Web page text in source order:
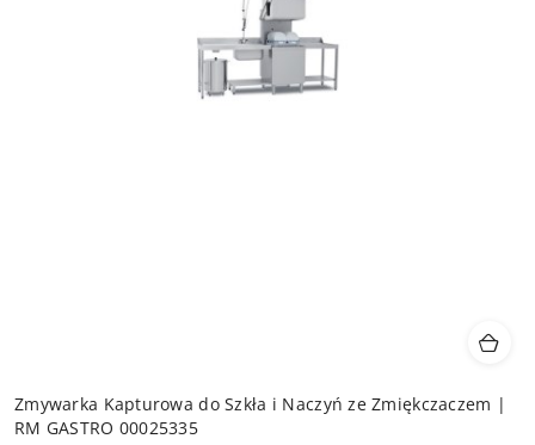
Zmywarka Kapturowa do Szkła i Naczyń ze Zmiękczaczem |
RM GASTRO 00025335